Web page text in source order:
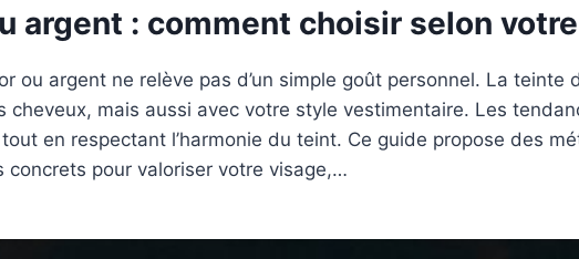
argent : comment choisir selon
ou argent ne relève pas d’un simple goût personnel. La
cheveux, mais aussi avec votre style vestimentaire. Les
en respectant l’harmonie du teint. Ce guide propose des
concrets pour valoriser votre visage,…